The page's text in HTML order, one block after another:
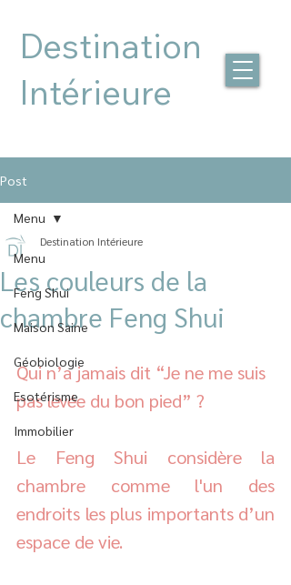
Destination
Intérieure
Post
Menu
Feng Shui
Maison Saine
Géobiologie
Esotérisme
Immobilier
Menu
Les couleurs de la
chambre Feng Shui
Destination Intérieure
Qui n’a jamais dit “Je ne me suis
pas levée du bon pied” ?
Le Feng Shui considère la
chambre comme l'un des
endroits les plus importants d’un
espace de vie.